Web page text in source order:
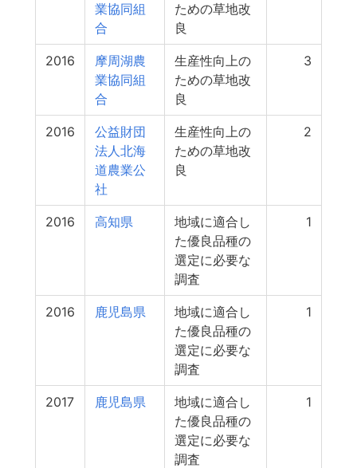
業協同組
合
ための草地改
良
2016
摩周湖農
業協同組
合
生産性向上の
ための草地改
良
3
2016
公益財団
法人北海
道農業公
社
生産性向上の
ための草地改
良
2
2016 高知県
地域に適合し
た優良品種の
選定に必要な
調査
1
2016 鹿児島県
地域に適合し
た優良品種の
選定に必要な
調査
1
2017 鹿児島県
地域に適合し
た優良品種の
選定に必要な
調査
1